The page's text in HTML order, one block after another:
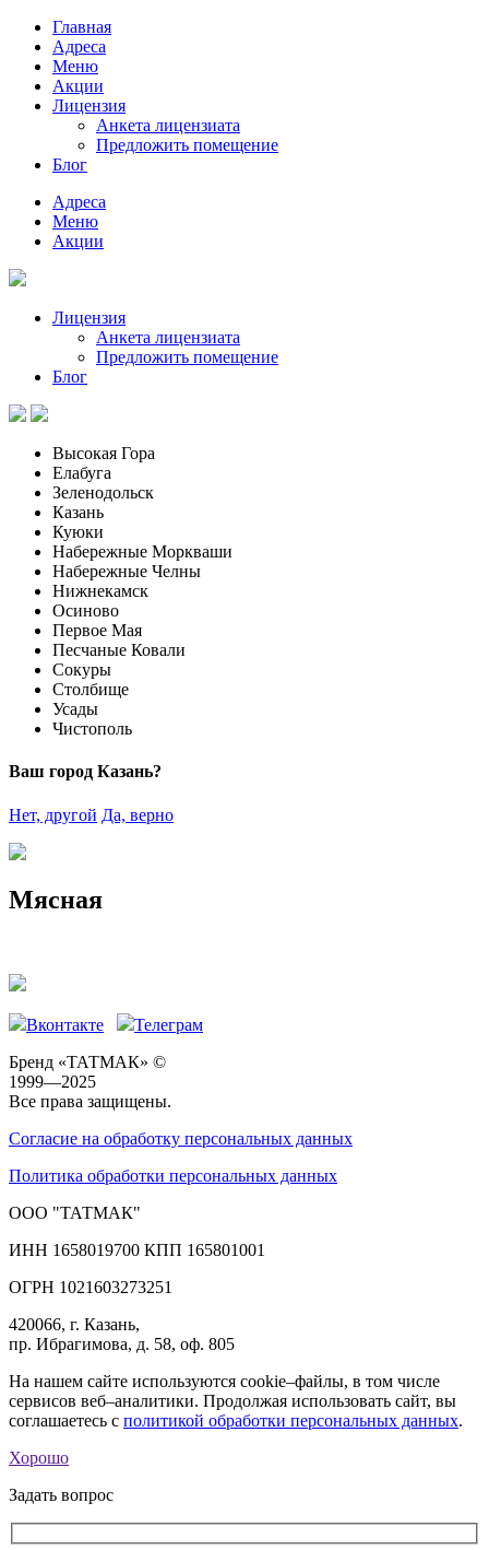
Главная
Адреса
Меню
Акции
Лицензия
Анкета лицензиата
Предложить помещение
Блог
Адреса
Меню
Акции
Лицензия
Анкета лицензиата
Предложить помещение
Блог
Высокая Гора
Елабуга
Зеленодольск
Казань
Куюки
Набережные Моркваши
Набережные Челны
Нижнекамск
Осиново
Первое Мая
Песчаные Ковали
Сокуры
Столбище
Усады
Чистополь
Ваш город Казань?
Нет, другой Да, верно
Мясная
Вконтакте
Телеграм
Бренд «ТАТМАК» ©
1999—2025
Все права защищены.
Согласие на обработку персональных данных
Политика обработки персональных данных
ООО "ТАТМАК"
ИНН 1658019700 КПП 165801001
ОГРН 1021603273251
420066, г. Казань,
пр. Ибрагимова, д. 58, оф. 805
На нашем сайте используются cookie–файлы, в том числе
сервисов веб–аналитики. Продолжая использовать сайт, вы
соглашаетесь с политикой обработки персональных данных.
Хорошо
Задать вопрос